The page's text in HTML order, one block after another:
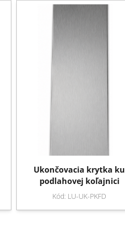
Ukončovacia krytka ku
podlahovej koľajnici
Kód: LU-UK-PKFD